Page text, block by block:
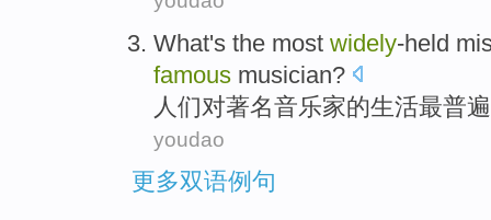
What's the most widely-held
famous musician?
人们对著名音乐家的生活最普遍
youdao
更多双语例句